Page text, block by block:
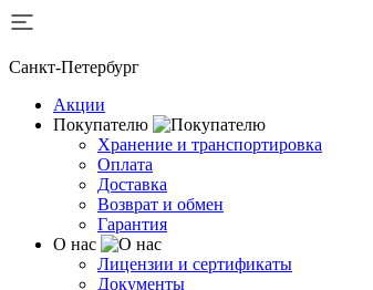
Санкт-Петербург
Акции
Покупателю
Хранение и транспортировка
Оплата
Доставка
Возврат и обмен
Гарантия
О нас
Лицензии и сертификаты
Документы